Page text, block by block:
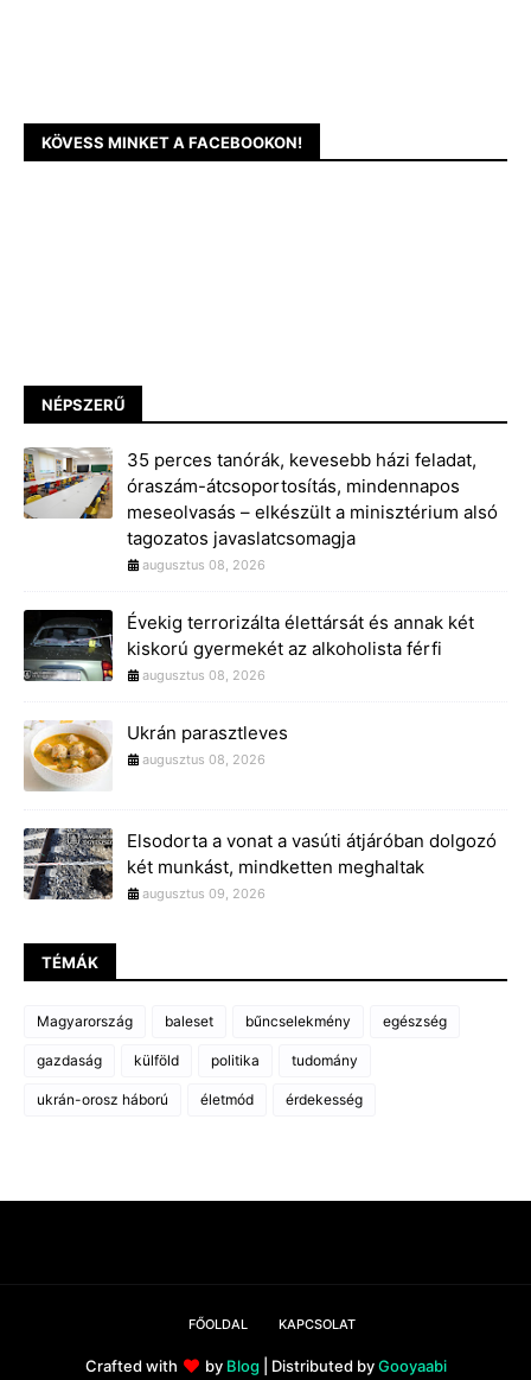
KÖVESS MINKET A FACEBOOKON!
NÉPSZERŰ
35 perces tanórák, kevesebb házi feladat,
óraszám-átcsoportosítás, mindennapos
meseolvasás – elkészült a minisztérium alsó
tagozatos javaslatcsomagja
augusztus 08, 2026
Évekig terrorizálta élettársát és annak két
kiskorú gyermekét az alkoholista férfi
augusztus 08, 2026
Ukrán parasztleves
augusztus 08, 2026
Elsodorta a vonat a vasúti átjáróban dolgozó
két munkást, mindketten meghaltak
augusztus 09, 2026
TÉMÁK
Magyarország baleset bűncselekmény egészség
gazdaság külföld politika tudomány
ukrán-orosz háború életmód érdekesség
FŐOLDAL KAPCSOLAT
Crafted with by Blog| Distributed byGooyaabi